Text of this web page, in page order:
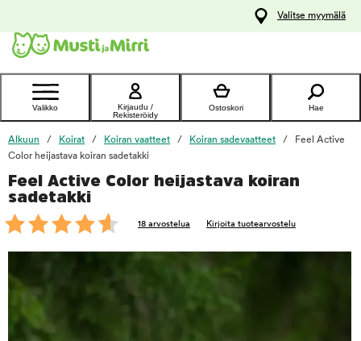
Ota yhteyttä
asiakaspalveluun
Valitse myymälä
Valikko
Kirjaudu /
Rekisteröidy
Ostoskori Hae
Alkuun Koirat Koiran vaatteet Koiran sadevaatteet
Feel Active
Color heijastava koiran sadetakki
Feel Active Color heijastava koiran
sadetakki
18 arvostelua Kirjoita tuotearvostelu
foo